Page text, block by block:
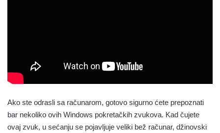
Ako ste odrasli sa računarom, gotovo sigurno ćete prepoznati
bar nekoliko ovih Windows pokretačkih zvukova. Kad čujete
ovaj zvuk, u sećanju se pojavljuje veliki bež računar, džinovski